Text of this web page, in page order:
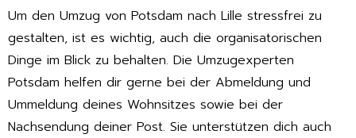
Um den Umzug von Potsdam nach Lille stressfrei zu
gestalten, ist es wichtig, auch die organisatorischen
Dinge im Blick zu behalten. Die Umzugexperten
Potsdam helfen dir gerne bei der Abmeldung und
Ummeldung deines Wohnsitzes sowie bei der
Nachsendung deiner Post. Sie unterstützen dich auch